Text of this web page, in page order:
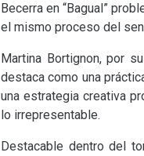
Becerra en “Bagual”
el mismo proceso del
Martina Bortignon, por
destaca como una
una estrategia creativa
lo irrepresentable.
Destacable dentro del